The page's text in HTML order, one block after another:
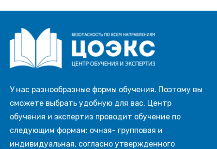
У нас разнообразные формы обучения. Поэтому вы
сможете выбрать удобную для вас. Центр
обучения и экспертиз проводит обучение по
следующим формам: очная- групповая и
индивидуальная, согласно утвержденного